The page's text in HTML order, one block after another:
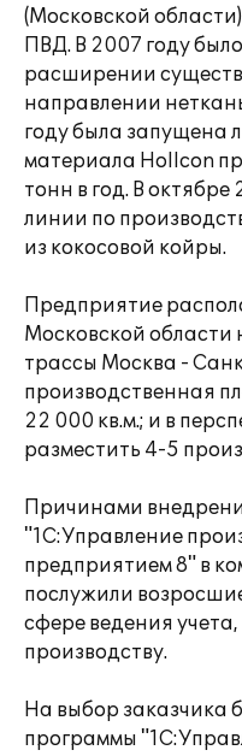
(Московской
ПВД. В 2007 году
расширении
направлении
году была запущена
материала Hollcon
тонн в год. В октябре
линии по
из кокосовой койры.
Предприятие
Московской области
трассы Москва -
производственная
22 000 кв.м.; и в
разместить 4-5
Причинами
"1С:Управление
предприятием 8" в
послужили
сфере ведения
производству.
На выбор заказчика
программы